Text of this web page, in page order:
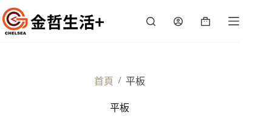
跳
至
主
購
首頁 / 平板
平板